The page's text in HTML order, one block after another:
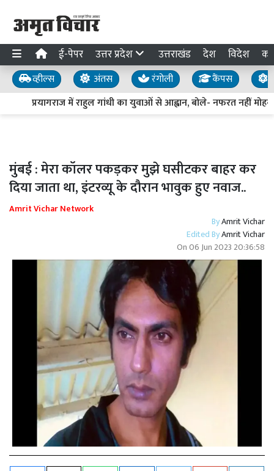
ई-पेपर उत्तर प्रदेश उत्तराखंड देश विदेश
व्हील्स अंतस रंगोली कैंपस
प्रयागराज में राहुल गांधी का युवाओं से आह्वान, बोले- नफरत नहीं
मुंबई : मेरा कॉलर पकड़कर मुझे घसीटकर बाहर कर
दिया जाता था, इंटरव्यू के दौरान भावुक हुए नवाज..
Amrit Vichar Network
ByAmrit Vichar
Edited ByAmrit Vichar
On06 Jun 2023 20:36:58